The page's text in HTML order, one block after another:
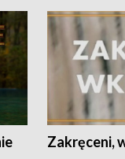
Zakręceni,